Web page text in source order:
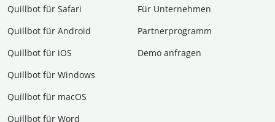
Quillbot für Safari
Quillbot für Android
Quillbot für iOS
Quillbot für Windows
Quillbot für macOS
Quillbot für Word
Für Unternehmen
Partnerprogramm
Demo anfragen